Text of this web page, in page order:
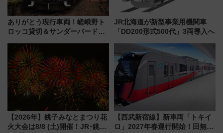
ありがとう現行車両！嵯峨野ト
ロッコ貸切＆サンダーバードレ
斉藤雪乃＆福原トシヒロと行
く！9月13日「京都の鉄道満喫
ツアー」開催
JR北海道が新型事業用機関車
「DD200形式500代」3両導入へ
【2026年】銚子みなとまつり花
火大会は8/8 (土)開催！JR･銚子
【西武新宿線】新車両「トキイ
ロ」2027年春運行開始！田無・